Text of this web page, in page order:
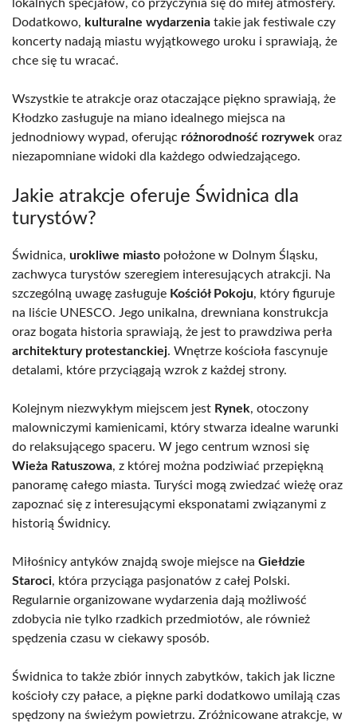
lokalnych specjałów, co przyczynia się do miłej atmosfery.
Dodatkowo, kulturalne wydarzenia takie jak festiwale czy
koncerty nadają miastu wyjątkowego uroku i sprawiają, że
chce się tu wracać.
Wszystkie te atrakcje oraz otaczające piękno sprawiają, że
Kłodzko zasługuje na miano idealnego miejsca na
jednodniowy wypad, oferując różnorodność rozrywek oraz
niezapomniane widoki dla każdego odwiedzającego.
Jakie atrakcje oferuje Świdnica dla
turystów?
Świdnica, urokliwe miasto położone w Dolnym Śląsku,
zachwyca turystów szeregiem interesujących atrakcji. Na
szczególną uwagę zasługuje Kościół Pokoju, który figuruje
na liście UNESCO. Jego unikalna, drewniana konstrukcja
oraz bogata historia sprawiają, że jest to prawdziwa perła
architektury protestanckiej. Wnętrze kościoła fascynuje
detalami, które przyciągają wzrok z każdej strony.
Kolejnym niezwykłym miejscem jest Rynek, otoczony
malowniczymi kamienicami, który stwarza idealne warunki
do relaksującego spaceru. W jego centrum wznosi się
Wieża Ratuszowa, z której można podziwiać przepiękną
panoramę całego miasta. Turyści mogą zwiedzać wieżę oraz
zapoznać się z interesującymi eksponatami związanymi z
historią Świdnicy.
Miłośnicy antyków znajdą swoje miejsce na Giełdzie
Staroci, która przyciąga pasjonatów z całej Polski.
Regularnie organizowane wydarzenia dają możliwość
zdobycia nie tylko rzadkich przedmiotów, ale również
spędzenia czasu w ciekawy sposób.
Świdnica to także zbiór innych zabytków, takich jak liczne
kościoły czy pałace, a piękne parki dodatkowo umilają czas
spędzony na świeżym powietrzu. Zróżnicowane atrakcje, w